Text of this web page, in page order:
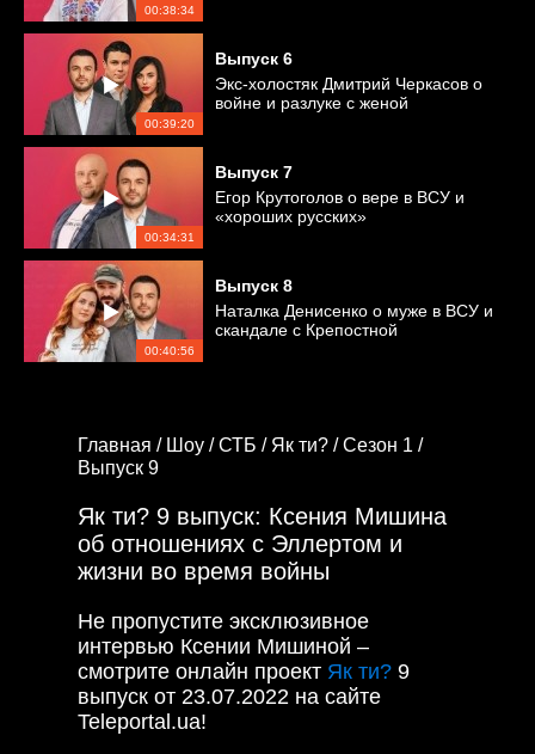
00:38:34
00:39:20
Выпуск 6
Экс-холостяк Дмитрий Черкасов о
войне и разлуке с женой
00:34:31
Выпуск 7
Егор Крутоголов о вере в ВСУ и
«хороших русских»
00:40:56
Выпуск 8
Наталка Денисенко о муже в ВСУ и
скандале с Крепостной
Главная / Шоу /СТБ / Як ти? /Сезон 1 /
Выпуск 9
Як ти? 9 выпуск: Ксения Мишина
об отношениях с Эллертом и
жизни во время войны
Не пропустите эксклюзивное
интервью Ксении Мишиной –
смотрите онлайн проект Як ти? 9
выпуск от 23.07.2022 на сайте
Teleportal.ua!